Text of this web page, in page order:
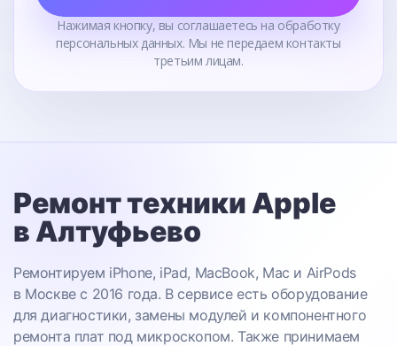
Нажимая кнопку, вы соглашаетесь на обработку
персональных данных. Мы не передаем контакты
третьим лицам.
Ремонт техники Apple
в Алтуфьево
Ремонтируем iPhone, iPad, MacBook, Mac и AirPods
в Москве с 2016 года. В сервисе есть оборудование
для диагностики, замены модулей и компонентного
ремонта плат под микроскопом. Также принимаем